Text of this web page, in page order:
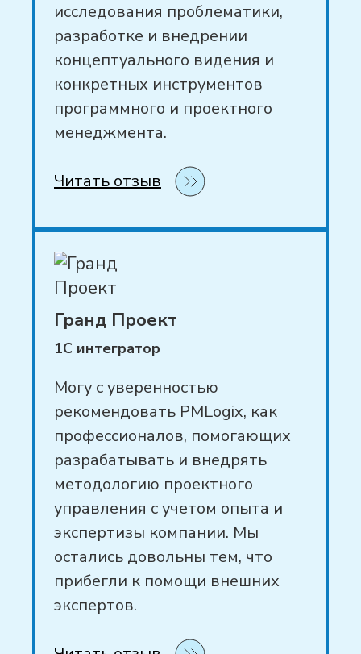
ПОЛУЧИТЬ БЕСПЛАТНУЮ
КОНСУЛЬТАЦИЮ
исследования проблематики,
разработке и внедрении
концептуального видения и
конкретных инструментов
программного и проектного
менеджмента.
Читать отзыв
Гранд Проект
1С интегратор
Могу с уверенностью
рекомендовать PMLogix, как
профессионалов, помогающих
разрабатывать и внедрять
методологию проектного
управления с учетом опыта и
экспертизы компании. Мы
остались довольны тем, что
прибегли к помощи внешних
экспертов.